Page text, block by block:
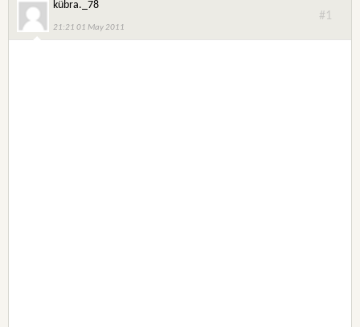
kübra._78
21:21 01 May 2011
#1